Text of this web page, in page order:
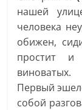
нашей
человека
обижен,
простит и
виноватых.
Первый
собой